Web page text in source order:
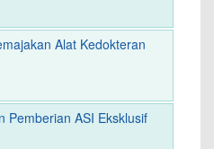
Alat Kedokteran
Pemberian ASI Eksklusif